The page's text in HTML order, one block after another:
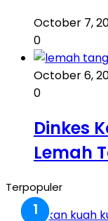
October 7,
0
October 6,
0
Dinkes
Lemah
Terpopuler